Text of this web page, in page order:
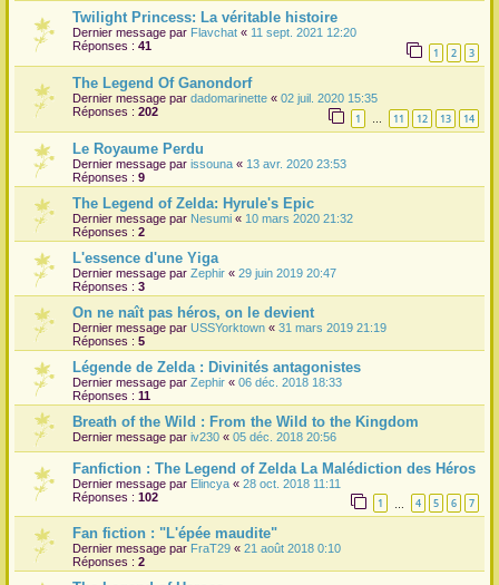
Twilight Princess: La véritable histoire
Dernier message par Flavchat « 11 sept. 2021 12:20
Réponses : 41 1 2 3
The Legend Of Ganondorf
Dernier message par dadomarinette « 02 juil. 2020 15:35
Réponses : 202 1 … 11 12 13 14
Le Royaume Perdu
Dernier message par issouna « 13 avr. 2020 23:53
Réponses : 9
The Legend of Zelda: Hyrule's Epic
Dernier message par Nesumi « 10 mars 2020 21:32
Réponses : 2
L'essence d'une Yiga
Dernier message par Zephir « 29 juin 2019 20:47
Réponses : 3
On ne naît pas héros, on le devient
Dernier message par USSYorktown « 31 mars 2019 21:19
Réponses : 5
Légende de Zelda : Divinités antagonistes
Dernier message par Zephir « 06 déc. 2018 18:33
Réponses : 11
Breath of the Wild : From the Wild to the Kingdom
Dernier message par iv230 « 05 déc. 2018 20:56
Fanfiction : The Legend of Zelda La Malédiction des Héros
Dernier message par Elincya « 28 oct. 2018 11:11
Réponses : 102 1 4 5 6 7
Fan fiction : "L'épée maudite"
Dernier message par FraT29 « 21 août 2018 0:10
Réponses : 2